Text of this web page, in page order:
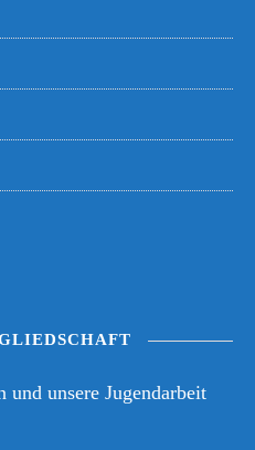
und unsere Jugendarbeit